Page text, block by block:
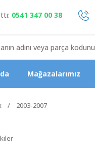
0541 347 00 38
Mağazalarımız
2003-2007